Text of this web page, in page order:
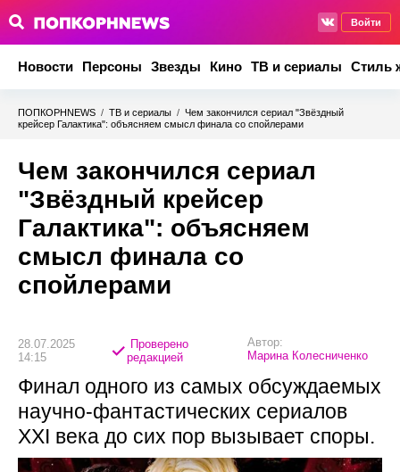
Войти
Новости Персоны Звезды Кино ТВ и сериалы Стиль
ПОПКОРНNEWS / ТВ и сериалы / Чем закончился сериал "Звёздный
крейсер Галактика": объясняем смысл финала со спойлерами
Чем закончился сериал
"Звёздный крейсер
Галактика": объясняем
смысл финала со
спойлерами
28.07.2025
14:15
Проверено
редакцией
Автор:
Марина Колесниченко
Финал одного из самых обсуждаемых
научно-фантастических сериалов
XXI века до сих пор вызывает споры.